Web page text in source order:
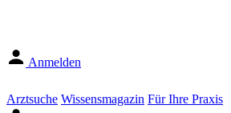
Anmelden
Arztsuche Wissensmagazin Für Ihre Praxis